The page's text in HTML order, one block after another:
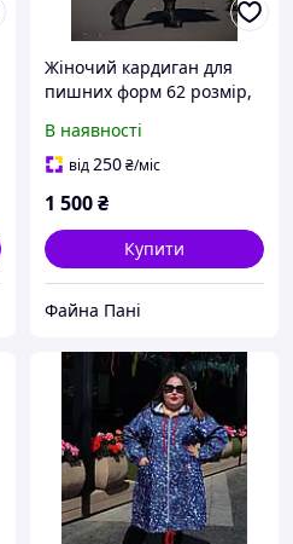
Жіночий кардиган для
пишних форм 62 розмір,
жінок
В наявності
від250₴/міс
1 500₴
Купити
Файна Пані